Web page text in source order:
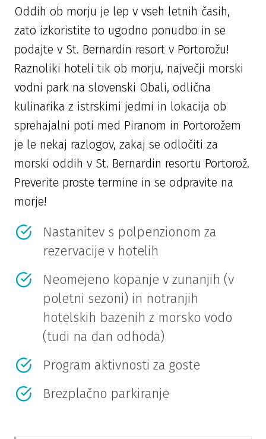
Oddih ob morju je lep v vseh letnih časih,
zato izkoristite to ugodno ponudbo in se
podajte v St. Bernardin resort v Portorožu!
Raznoliki hoteli tik ob morju, največji morski
vodni park na slovenski Obali, odlična
kulinarika z istrskimi jedmi in lokacija ob
sprehajalni poti med Piranom in Portorožem
je le nekaj razlogov, zakaj se odločiti za
morski oddih v St. Bernardin resortu Portorož.
Preverite proste termine in se odpravite na
morje!
Nastanitev s polpenzionom za
rezervacije v hotelih
Neomejeno kopanje v zunanjih (v
poletni sezoni) in notranjih
hotelskih bazenih z morsko vodo
(tudi na dan odhoda)
Program aktivnosti za goste
Brezplačno parkiranje